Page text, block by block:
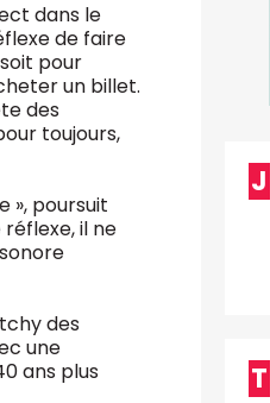
dans le
de faire
pour
un billet.
des
toujours,
», poursuit
il ne
des
une
ans plus